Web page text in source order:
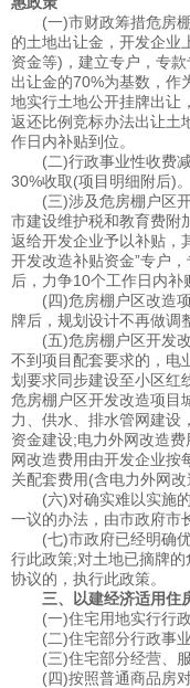
(一)市财政筹措危房棚
的土地出让金，开发企业
资金等)，建立专户，专
出让金的70%为基数，作
地实行土地公开挂牌出让
返还比例竞标办法出让土
作日内补贴到位。
(二)行政事业性收费减
30%收取(项目明细附后)。
(三)涉及危房棚户区开
市建设维护税和教育费附
返给开发企业予以补贴，
开发改造补贴资金”专户
后，力争10个工作日内补
(四)危房棚户区改造项
牌后，规划设计不再做调
(五)危房棚户区开发改
不到项目配套要求的，电
划要求同步建设至小区红
危房棚户区开发改造项目
力、供水、排水管网建设
资金建设;电力外网改造
网改造费用由开发企业按
关配套费用(含电力外网改
(六)对确实难以实施的
一议的办法，由市政府市
(七)市政府已经明确优
行此政策;对土地已摘牌
协议的，执行此政策。
三、以建经济适用住
(一)住宅用地实行行政
(二)住宅部分行政事业
(三)住宅部分经营、服
(四)按照普通商品房对